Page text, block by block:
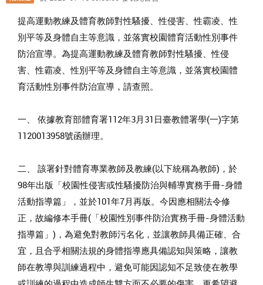
提高運動教練及體育教師對性騷擾、性侵害、性霸凌、性
別平等及身體自主等意識，並落實校園體育活動性別事件
防治宣導。為提高運動教練及體育教師對性騷擾、性侵
害、性霸凌、性別平等及身體自主等意識，並落實校園體
育活動性別事件防治宣導，請查照。
一、 依據教育部體育署112年3月31日臺教體署學(一)字第
1120013958號函辦理。
二、 該署針對體育專業教師及教練(以下統稱為教師)，於
98年出版「校園性侵害或性騷擾防治與輔導實務手冊-身體
活動指導篇」，並於101年7月再版。今因應相關法令修
正，故編修本手冊(「校園性別事件防治實務手冊-身體活動
指導篇」)，為避免對教師污名化，並讓教師具備正確、合
宜，且合乎相關法規的身體指導應具備認知與策略，讓教
師在教導與訓練過程中，避免可能因認知不足致使在教學